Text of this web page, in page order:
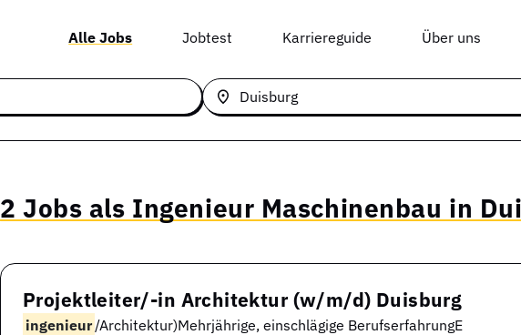
Alle Jobs Jobtest Karriereguide Über uns
2 Jobs als Ingenieur Maschinenbau in
Projektleiter/-in Architektur (w/m/d) Duisburg
ingenieur /Architektur)Mehrjährige, einschlägige BerufserfahrungE